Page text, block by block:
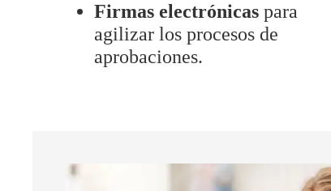
Firmas electrónicas para
agilizar los procesos de
aprobaciones.